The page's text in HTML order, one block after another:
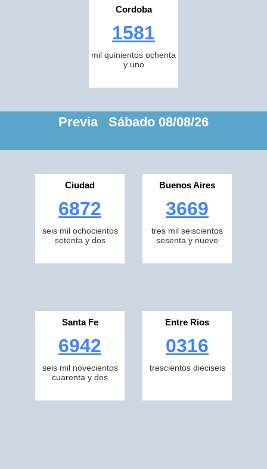
Cordoba
1581
mil quinientos ochenta
y uno
Previa Sábado 08/08/26
Ciudad
6872
seis mil ochocientos
setenta y dos
Buenos Aires
3669
tres mil seiscientos
sesenta y nueve
Santa Fe
6942
seis mil novecientos
cuarenta y dos
Entre Rios
0316
trescientos dieciseis